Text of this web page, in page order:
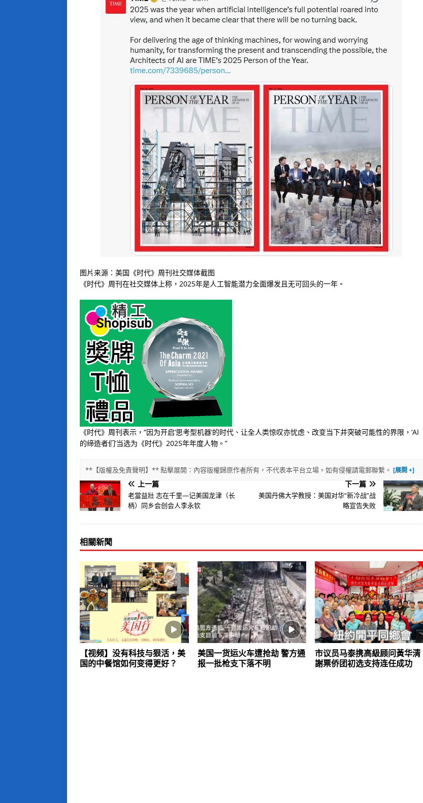
图片来源：美国《时代》周刊社交媒体截图
《时代》周刊在社交媒体上称，2025年是人工智能潜力全面爆发且无可回头的一年。
《时代》周刊表示，“因为开启‘思考型机器’的时代、让全人类惊叹亦忧虑、改变当下并突破可能性的界限，‘AI
的缔造者们’当选为《时代》2025年年度人物。”
**【版權及免責聲明】** 點擊展開：內容版權歸原作者所有，不代表本平台立場。如有侵權請電郵聯繫。
上一篇
老當益壯 志在千里—记美国龙津（长
柄）同乡会创会人李永钦
下一篇
美国丹佛大学教授：美国对华“新冷战”战
略宣告失败
相關新聞
【视频】没有科技与狠活，美
国的中餐馆如何变得更好？
美国一货运火车遭抢劫 警方通
报一批枪支下落不明
市议员马泰携高級顾问黃华清
謝票侨团初选支持连任成功